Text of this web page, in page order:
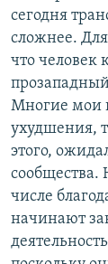
сегодня
сложнее. Для
что человек
Многие мои
ухудшения,
этого,
сообщества.
числе
начинают